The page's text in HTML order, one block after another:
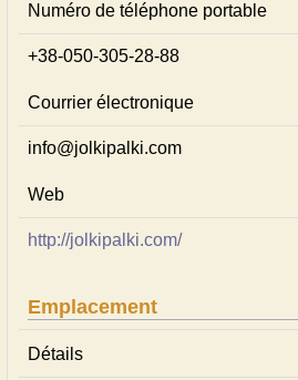
Numéro de téléphone portable
+38-050-305-28-88
Courrier électronique
info@jolkipalki.com
Web
http://jolkipalki.com/
Emplacement
Détails